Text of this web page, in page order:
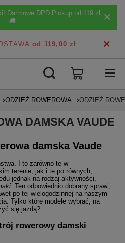
Darmowe DPD Pickup od 119 zł
🚚
od 119,00 zł
ODZIEŻ ROWEROWA ODZIEŻ
DAMSKA VAUDE
damska Vaude
I to zarówno te w
terenie, jak i te po równych,
jednak na rodzaj aktywności,
. Ten odpowiednio dobrany sprawi,
po tej wielogodzinnej na naszym
Tylko które modele wybrać, na
się jazdą?
rowerowy damski